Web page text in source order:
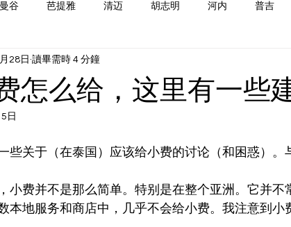
曼谷 芭提雅 清迈 胡志明 河内 普吉
老挝 韩国
神器
怎么给，这里有一些
28日 讀畢需時 4 分鐘
日
些关于（在泰国）应该给小费的讨论（和困惑）。
小费并不是那么简单。特别是在整个亚洲。它并不
本地服务和商店中，几乎不会给小费。我注意到小